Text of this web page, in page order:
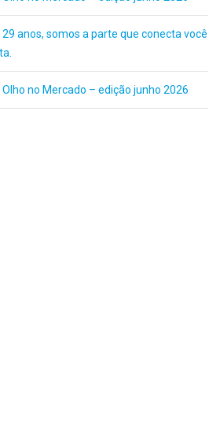
anos, somos a parte que conecta você
no Mercado – edição junho 2026